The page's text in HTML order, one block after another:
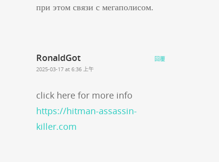
при этом связи с мегаполисом.
RonaldGot
2025-03-17 at 6:36 上午
click here for more info
https://hitman-assassin-
killer.com
回覆